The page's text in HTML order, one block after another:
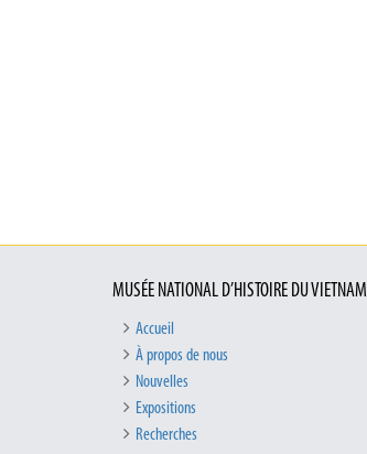
MUSÉE NATIONAL D’HISTOIRE DU VIETNAM
Accueil
À propos de nous
Nouvelles
Expositions
Recherches